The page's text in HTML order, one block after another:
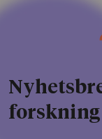
forskning